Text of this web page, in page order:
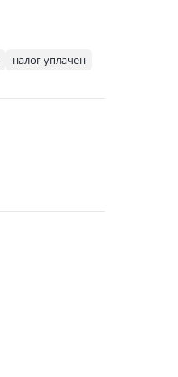
налог уплачен